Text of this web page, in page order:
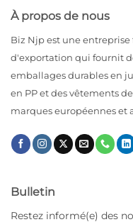
À propos de nous
Biz Njp est une
d'exportation qui fournit
emballages durables en
en PP et des vêtements
marques européennes et
Bulletin
Restez informé(e) des